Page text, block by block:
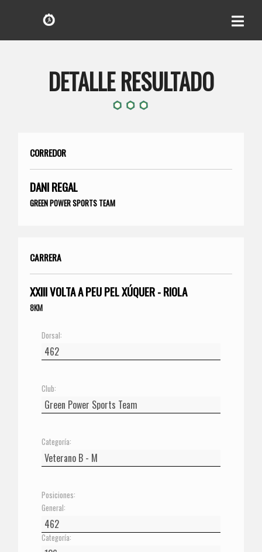
DETALLE RESULTADO
CORREDOR
DANI REGAL
GREEN POWER SPORTS TEAM
CARRERA
XXIII VOLTA A PEU PEL XÚQUER - RIOLA
8KM
Dorsal:
Club:
Categoría:
Posiciones:
General:
Categoría: